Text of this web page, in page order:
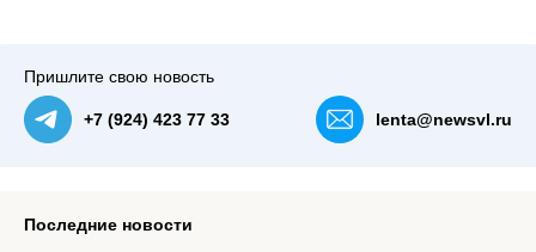
Пришлите свою новость
+7 (924) 423 77 33 lenta@newsvl.ru
Последние новости